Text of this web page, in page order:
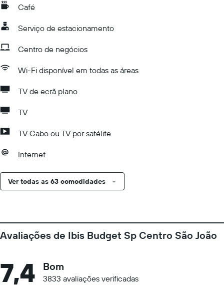
Café
Serviço de estacionamento
Centro de negócios
Wi-Fi disponível em todas as áreas
TV de ecrã plano
TV
TV Cabo ou TV por satélite
Internet
Ver todas as 63 comodidades
Avaliações de Ibis Budget Sp Centro São João
7,4 Bom
3833 avaliações verificadas